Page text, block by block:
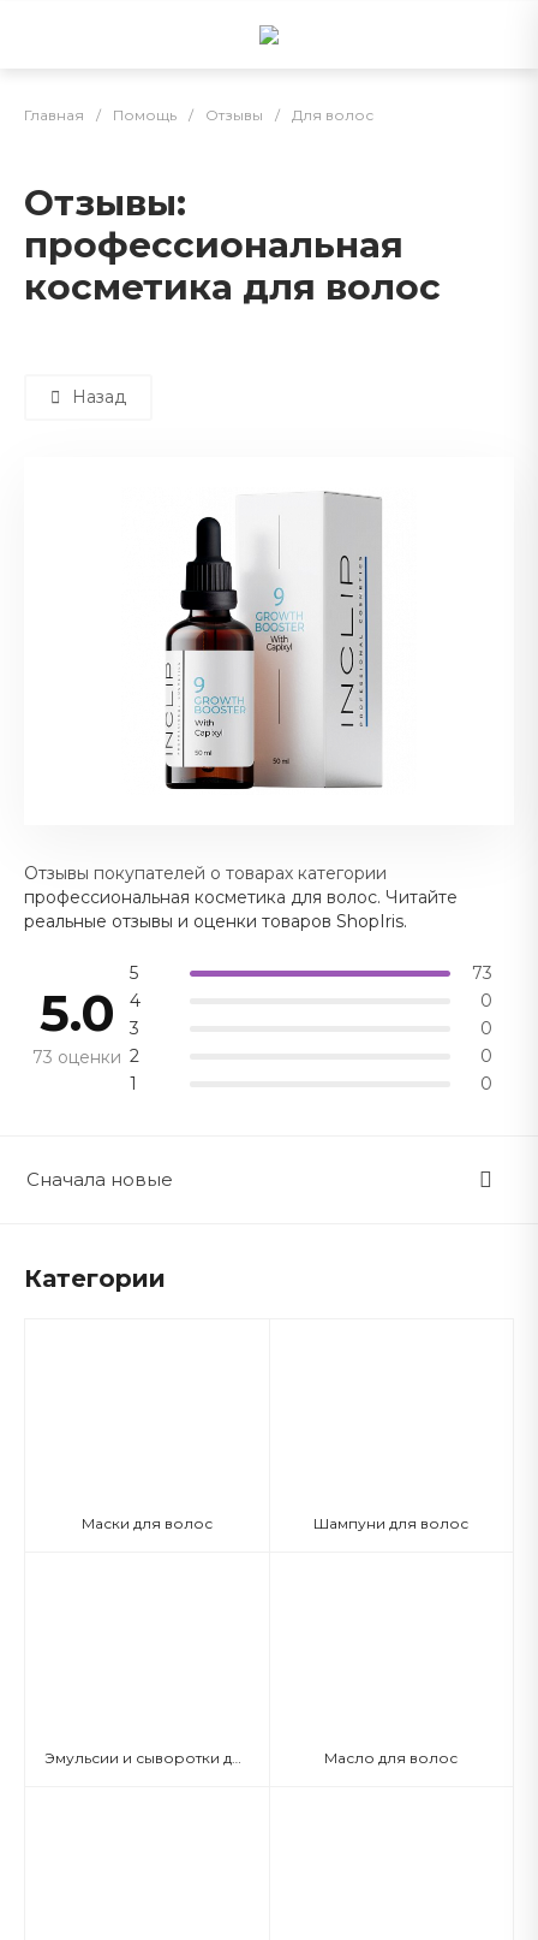
Главная / Помощь / Отзывы / Для волос
Отзывы:
профессиональная
косметика для волос
Назад
Отзывы покупателей о товарах категории
профессиональная косметика для волос. Читайте
реальные отзывы и оценки товаров ShopIris.
5.0
73 оценки
5
73
4
0
3
0
2
0
1
0
Сначала новые
Категории
Маски для волос Шампуни для волос
Масло для волос